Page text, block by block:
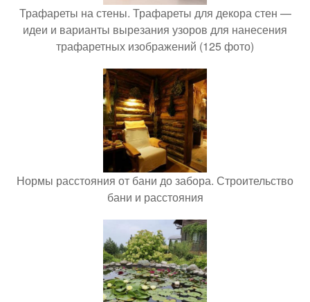
Трафареты на стены. Трафареты для декора стен —
идеи и варианты вырезания узоров для нанесения
трафаретных изображений (125 фото)
Нормы расстояния от бани до забора. Строительство
бани и расстояния